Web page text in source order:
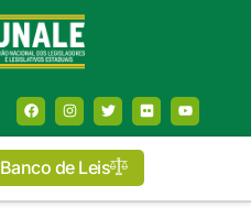
Banco de Leis